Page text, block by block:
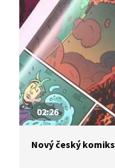
02:26
Nový český komiks